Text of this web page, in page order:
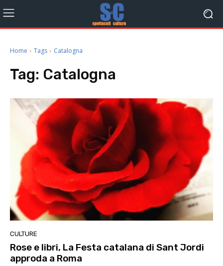
Home Tags Catalogna
Tag: Catalogna
CULTURE
Rose e libri, La Festa catalana di Sant Jordi
approda a Roma